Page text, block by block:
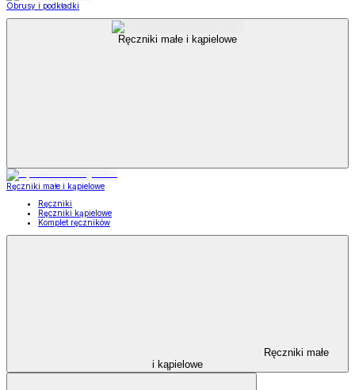
Obrusy i podkładki
Ręczniki małe i kąpielowe
Ręczniki małe i kąpielowe
Ręczniki
Ręczniki kąpielowe
Komplet ręczników
Ręczniki małe
i kąpielowe